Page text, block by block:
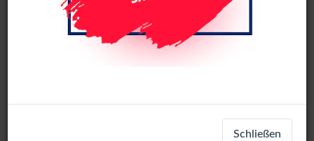
Samsung A54 Back Covers with
Schließen